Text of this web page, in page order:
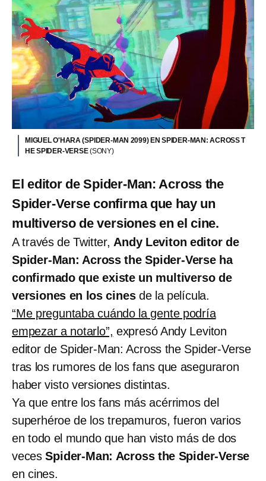
MIGUEL O'HARA (SPIDER-MAN 2099) EN SPIDER-MAN: ACROSS T
HE SPIDER-VERSE(SONY)
El editor de Spider-Man: Across the
Spider-Verse confirma que hay un
multiverso de versiones en el cine.
A través de Twitter,Andy Leviton editor de
Spider-Man: Across the Spider-Verse ha
confirmado que existe un multiverso de
versiones en los cines de la película.
“Me preguntaba cuándo la gente podría
empezar a notarlo”, expresó Andy Leviton
editor de Spider-Man: Across the Spider-Verse
tras los rumores de los fans que aseguraron
haber visto versiones distintas.
Ya que entre los fans más acérrimos del
superhéroe de los trepamuros, fueron varios
en todo el mundo que han visto más de dos
vecesSpider-Man: Across the Spider-Verse
en cines.